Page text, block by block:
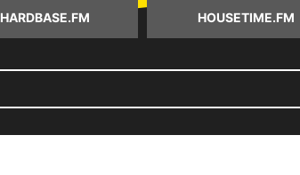
HARDBASE.FM HOUSETIME.FM